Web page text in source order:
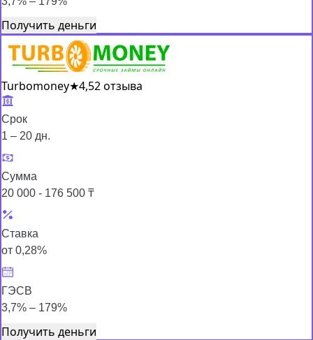
Получить деньги
Turbomoney★4,52 отзыва
Срок
1 – 20 дн.
Сумма
20 000 - 176 500 ₸
Ставка
от 0,28%
ГЭСВ
3,7% – 179%
Получить деньги